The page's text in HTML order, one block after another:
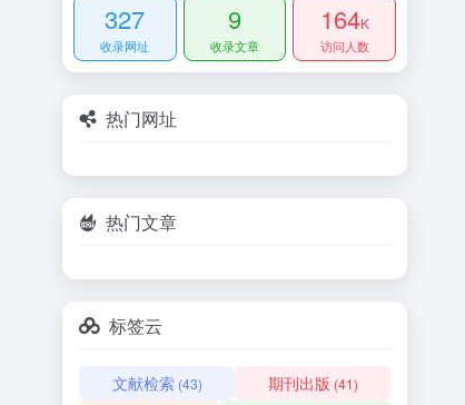
327
收录网址
9
收录文章
164K
访问人数
热门网址
热门文章
标签云
文献检索(43) 期刊出版 (41)